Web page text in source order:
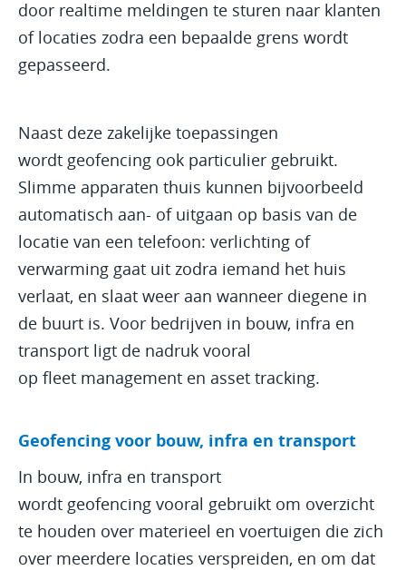
door realtime meldingen te sturen naar klanten
of locaties zodra een bepaalde grens wordt
gepasseerd.
Naast deze zakelijke toepassingen
wordt geofencing ook particulier gebruikt.
Slimme apparaten thuis kunnen bijvoorbeeld
automatisch aan- of uitgaan op basis van de
locatie van een telefoon: verlichting of
verwarming gaat uit zodra iemand het huis
verlaat, en slaat weer aan wanneer diegene in
de buurt is. Voor bedrijven in bouw, infra en
transport ligt de nadruk vooral
op fleet management en asset tracking.
Geofencing voor bouw, infra en transport
In bouw, infra en transport
wordt geofencing vooral gebruikt om overzicht
te houden over materieel en voertuigen die zich
over meerdere locaties verspreiden, en om dat